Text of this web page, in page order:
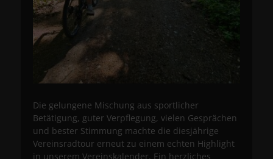
Die gelungene Mischung aus sportlicher
Betätigung, guter Verpflegung, vielen Gesprächen
und bester Stimmung machte die diesjährige
Vereinsradtour erneut zu einem echten Highlight
in unserem Vereinskalender. Ein herzliches